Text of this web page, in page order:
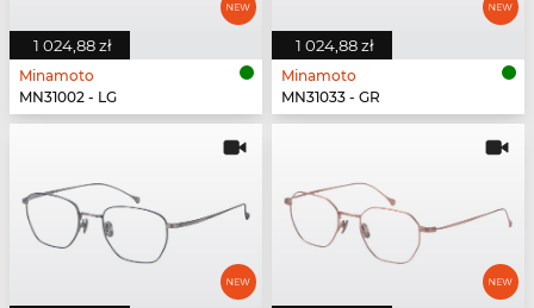
1 024,88 zł
Minamoto
MN31002 - LG
1 024,88 zł
Minamoto
MN31033 - GR